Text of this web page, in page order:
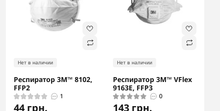
Нет в наличии
Респиратор 3M™ 8102,
FFP2
1
44 грн.
Нет в наличии
Респиратор 3М™ VFlex
9163E, FFP3
0
143 грн.